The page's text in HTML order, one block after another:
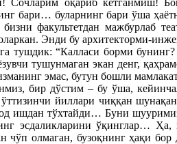
Сочларим оқариб кетганмиш!
бари… буларнинг бари ўша
факультетдан мажбурлаб
Энди бу архитекторми-
тушдик: “Калласи борми
тушунмаган экан денг,
эмас, бутун бошли
бир дўстим – бу ўша,
йиллари чиққан
ишдан тўхтайди… Буни
эсдаликларини ўқинглар…
олмаган, бузоқнинг ҳақи